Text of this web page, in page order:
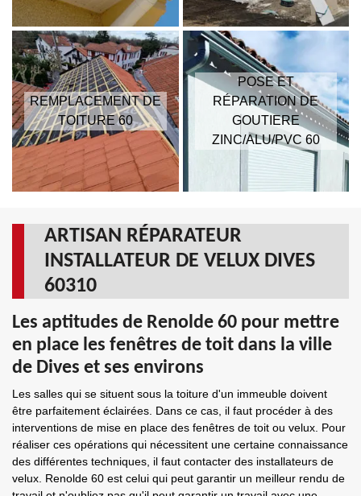
REMPLACEMENT DE
TOITURE 60
POSE ET
RÉPARATION DE
GOUTIERE
ZINC/ALU/PVC 60
ARTISAN RÉPARATEUR
INSTALLATEUR DE VELUX DIVES
60310
Les aptitudes de Renolde 60 pour mettre
en place les fenêtres de toit dans la ville
de Dives et ses environs
Les salles qui se situent sous la toiture d'un immeuble doivent
être parfaitement éclairées. Dans ce cas, il faut procéder à des
interventions de mise en place des fenêtres de toit ou velux. Pour
réaliser ces opérations qui nécessitent une certaine connaissance
des différentes techniques, il faut contacter des installateurs de
velux. Renolde 60 est celui qui peut garantir un meilleur rendu de